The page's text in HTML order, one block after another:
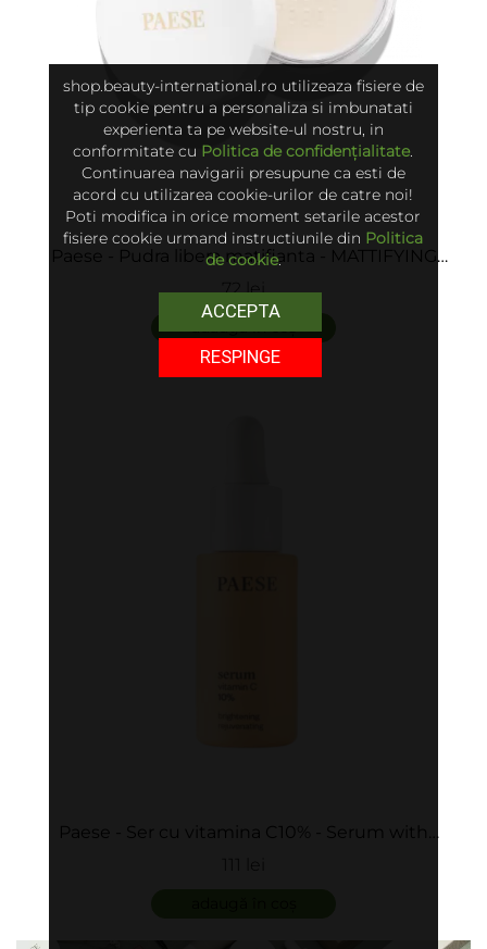
Paese - Pudra libera matifianta - MATTIFYING
72 lei
adaugă în coș
Paese - Ser cu vitamina C10% - Serum with
111 lei
shop.beauty-international.ro utilizeaza fisiere de
tip cookie pentru a personaliza si imbunatati
experienta ta pe website-ul nostru, in
conformitate cu Politica de confidențialitate.
Continuarea navigarii presupune ca esti de
acord cu utilizarea cookie-urilor de catre noi!
Poti modifica in orice moment setarile acestor
fisiere cookie urmand instructiunile din Politica
de cookie.
ACCEPTA
RESPINGE